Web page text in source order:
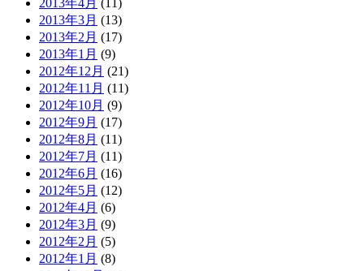
2013年3月 (13)
2013年2月 (17)
2013年1月 (9)
2012年12月 (21)
2012年11月 (11)
2012年10月 (9)
2012年9月 (17)
2012年8月 (11)
2012年7月 (11)
2012年6月 (16)
2012年5月 (12)
2012年4月 (6)
2012年3月 (9)
2012年2月 (5)
2012年1月 (8)